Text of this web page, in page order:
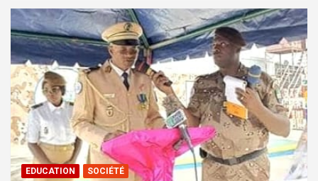
EDUCATION SOCIÉTÉ